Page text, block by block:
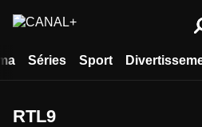
Séries Sport
RTL9